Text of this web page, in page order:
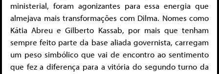
ministerial, foram agonizantes para essa energia que
almejava mais transformações com Dilma. Nomes como
Kátia Abreu e Gilberto Kassab, por mais que tenham
sempre feito parte da base aliada governista, carregam
um peso simbólico que vai de encontro ao sentimento
que fez a diferença para a vitória do segundo turno da